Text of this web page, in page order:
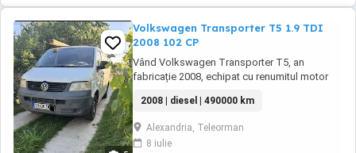
Volkswagen Transporter T5 1.9 TDI
2008 102 CP
Vând Volkswagen Transporter T5, an
fabricație 2008, echipat cu renumitul motor
consum redus și costuri mici de întreținere.
Autoutilitara este ideală pentru transport
marfă, curierat, construcții sau alte activități
comerciale. Detalii: - An fabricație: ...
2008 | diesel | 490000 km
Alexandria, Teleorman
8 iulie